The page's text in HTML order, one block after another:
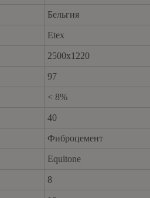
Бельгия
Etex
2500х1220
97
< 8%
40
Фиброцемент
Equitone
8